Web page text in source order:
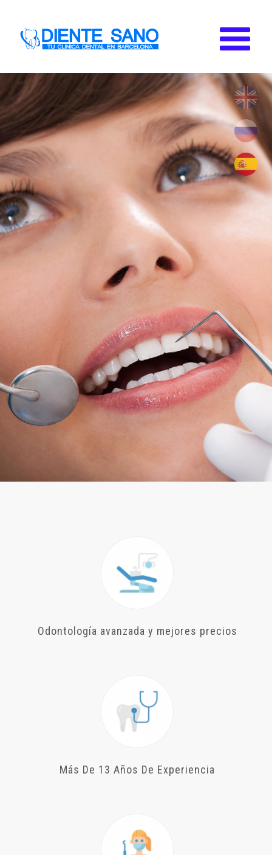
Odontología avanzada y mejores precios
Más De 13 Años De Experiencia